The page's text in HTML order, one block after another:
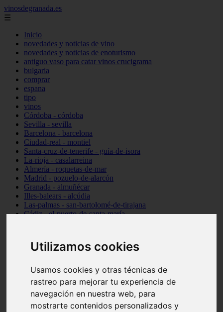
Utilizamos cookies
Usamos cookies y otras técnicas de
rastreo para mejorar tu experiencia de
navegación en nuestra web, para
mostrarte contenidos personalizados y
vinosdegranada.es
☰
Inicio
novedades y noticias de vino
novedades y noticias de enoturismo
antiguo vaso para catar vinos crucigrama
bulgaria
comprar
espana
tipo
vinos
Córdoba - córdoba
Sevilla - sevilla
Barcelona - barcelona
Ciudad-real - montiel
Santa-cruz-de-tenerife - guía-de-isora
La-rioja - casalarreina
Almería - roquetas-de-mar
Madrid - pozuelo-de-alarcón
Granada - almuñécar
Illes-balears - alcúdia
Las-palmas - san-bartolomé-de-tirajana
Cádiz - el-puerto-de-santa-maría
Santa-cruz-de-tenerife - los-llanos-de-aridane
Cantabria - suances
Granada - monachil
Huesca - isábena
Huesca - alquézar
Huesca - castejón-de-sos